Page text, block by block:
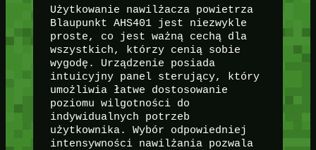
Użytkowanie nawilżacza powietrza
Blaupunkt AHS401 jest niezwykle
proste, co jest ważną cechą dla
wszystkich, którzy cenią sobie
wygodę. Urządzenie posiada
intuicyjny panel sterujący, który
umożliwia łatwe dostosowanie
poziomu wilgotności do
indywidualnych potrzeb
użytkownika. Wybór odpowiedniej
intensywności nawilżania pozwala